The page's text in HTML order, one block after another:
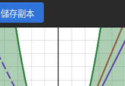
儲存副本